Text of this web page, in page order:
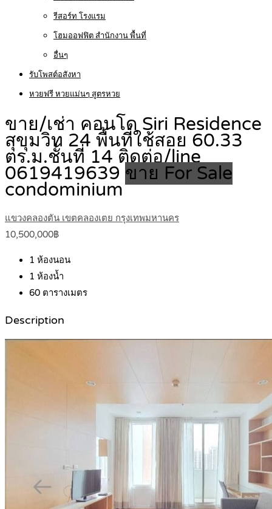
รีสอร์ท โรงแรม
โฮมออฟฟิต สำนักงาน พื้นที่
อื่นๆ
รับโพสต์อสังหา
หวยฟรี หวยแม่นๆ สูตรหวย
ขาย/เช่า คอนโด Siri Residence
สุขุมวิท 24 พื้นที่ใช้สอย 60.33
ตร.ม.ชั้นที่ 14 ติดต่อ/line
0619419639 ขาย For Sale
condominium
แขวงคลองตัน เขตคลองเตย กรุงเทพมหานคร
10,500,000฿
1 ห้องนอน
1 ห้องน้ำ
60 ตารางเมตร
Description